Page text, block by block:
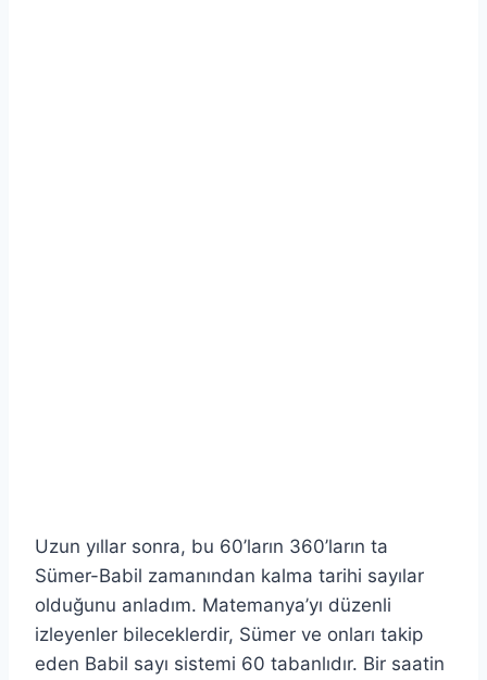
Uzun yıllar sonra, bu 60’ların 360’ların ta
Sümer-Babil zamanından kalma tarihi sayılar
olduğunu anladım. Matemanya’yı düzenli
izleyenler bileceklerdir, Sümer ve onları takip
eden Babil sayı sistemi 60 tabanlıdır. Bir saatin